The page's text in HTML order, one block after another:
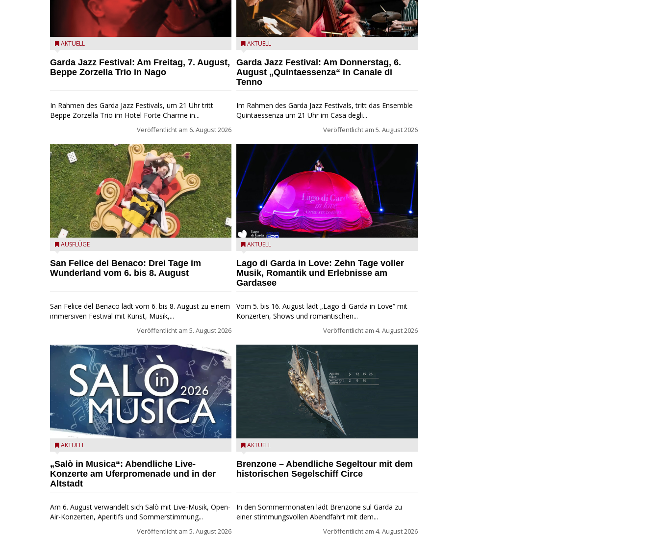
Beppe Zorzella Trio zu Gast beim Garda Jazz Festival
AKTUELL
Garda Jazz Festival: Am Freitag, 7. August,
Beppe Zorzella Trio in Nago
In Rahmen des Garda Jazz Festivals, um 21 Uhr tritt
Beppe Zorzella Trio im Hotel Forte Charme in...
Veröffentlicht am 6. August 2026
San Felice del Benaco: Drei Tage im Wunderland
AUSFLÜGE
San Felice del Benaco: Drei Tage im
Wunderland vom 6. bis 8. August
San Felice del Benaco lädt vom 6. bis 8. August zu einem
immersiven Festival mit Kunst, Musik,...
Veröffentlicht am 5. August 2026
Salò in Musica 2026
AKTUELL
„Salò in Musica“: Abendliche Live-
Konzerte am Uferpromenade und in der
Altstadt
Am 6. August verwandelt sich Salò mit Live-Musik, Open-
Air-Konzerten, Aperitifs und Sommerstimmung...
Veröffentlicht am 5. August 2026
Das Ensemble Quintaessenza zu Gast beim Garda Jazz
AKTUELL
Garda Jazz Festival: Am Donnerstag, 6.
August „Quintaessenza“ in Canale di
Tenno
Im Rahmen des Garda Jazz Festivals, tritt das Ensemble
Quintaessenza um 21 Uhr im Casa degli...
Veröffentlicht am 5. August 2026
Lago di Garda in Love
AKTUELL
Lago di Garda in Love: Zehn Tage voller
Musik, Romantik und Erlebnisse am
Gardasee
Vom 5. bis 16. August lädt „Lago di Garda in Love“ mit
Konzerten, Shows und romantischen...
Veröffentlicht am 4. August 2026
Mit dem historischen Segelschiff Circe auf dem
AKTUELL
Brenzone – Abendliche Segeltour mit dem
historischen Segelschiff Circe
In den Sommermonaten lädt Brenzone sul Garda zu
einer stimmungsvollen Abendfahrt mit dem...
Veröffentlicht am 4. August 2026